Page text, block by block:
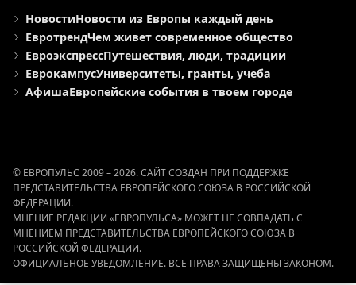
НовостиНовости из Европы каждый день
ЕвротрендЧем живет современное общество
ЕвроэкспрессПутешествия, люди, традиции
ЕврокампусУниверситеты, гранты, учеба
АфишаЕвропейские события в твоем городе
© ЕВРОПУЛЬС 2009 – 2026. САЙТ СОЗДАН ПРИ ПОДДЕРЖКЕ
ПРЕДСТАВИТЕЛЬСТВА ЕВРОПЕЙСКОГО СОЮЗА В РОССИЙСКОЙ
ФЕДЕРАЦИИ.
МНЕНИЕ РЕДАКЦИИ «ЕВРОПУЛЬСА» МОЖЕТ НЕ СОВПАДАТЬ С
МНЕНИЕМ ПРЕДСТАВИТЕЛЬСТВА ЕВРОПЕЙСКОГО СОЮЗА В
РОССИЙСКОЙ ФЕДЕРАЦИИ.
ОФИЦИАЛЬНОЕ УВЕДОМЛЕНИЕ. ВСЕ ПРАВА ЗАЩИЩЕНЫ ЗАКОНОМ.